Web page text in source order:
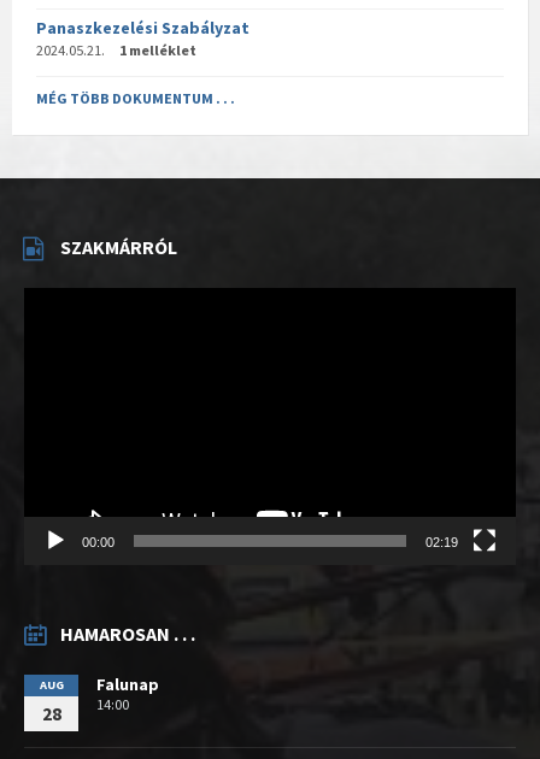
Panaszkezelési Szabályzat
2024.05.21. 1 melléklet
MÉG TÖBB DOKUMENTUM . . .
SZAKMÁRRÓL
00:00 02:19
HAMAROSAN . . .
AUG
28
Falunap
14:00